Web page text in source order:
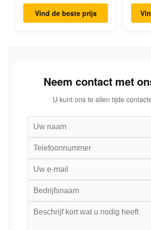
Vind de beste prijs
Neem contact met
U kunt ons te allen tijde